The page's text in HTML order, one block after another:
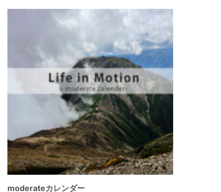
moderateカレンダー